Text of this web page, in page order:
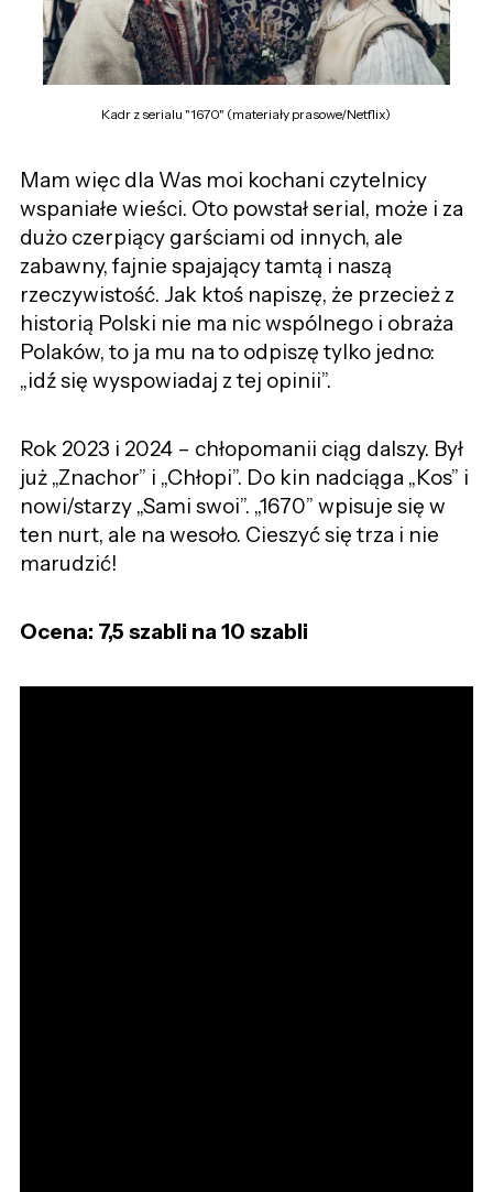
Kadr z serialu "1670" (materiały prasowe/Netflix)
Mam więc dla Was moi kochani czytelnicy
wspaniałe wieści. Oto powstał serial, może i za
dużo czerpiący garściami od innych, ale
zabawny, fajnie spajający tamtą i naszą
rzeczywistość. Jak ktoś napiszę, że przecież z
historią Polski nie ma nic wspólnego i obraża
Polaków, to ja mu na to odpiszę tylko jedno:
„idź się wyspowiadaj z tej opinii”.
Rok 2023 i 2024 – chłopomanii ciąg dalszy. Był
już „Znachor” i „Chłopi”. Do kin nadciąga „Kos” i
nowi/starzy „Sami swoi”. „1670” wpisuje się w
ten nurt, ale na wesoło. Cieszyć się trza i nie
marudzić!
Ocena: 7,5 szabli na 10 szabli